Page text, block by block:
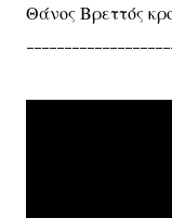
Θάνος Βρεττός